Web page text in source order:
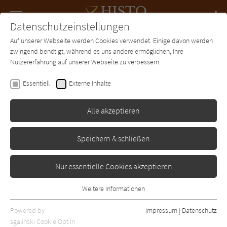
SUCHE Forum Charts Newsletter
Robert Low
Der Löwe erwacht
Erschienen: Januar 2014 Bibliogr. Angaben
Datenschutzeinstellungen
Auf unserer Webseite werden Cookies verwendet. Einige davon werden
zwingend benötigt, während es uns andere ermöglichen, Ihre
Nutzererfahrung auf unserer Webseite zu verbessern.
Essentiell Externe Inhalte
Alle akzeptieren
Speichern & schließen
Nur essentielle Cookies akzeptieren
Essentielle Cookies werden für grundlegende Funktionen der
Webseite benötigt. Dadurch ist gewährleistet, dass die Webseite
Weitere Informationen
Powered by
sgalinski Cookie Opt In
Impressum | Datenschutz